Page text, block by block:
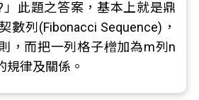
此題之答案，基本上就是鼎
數列(Fibonacci Sequence)，
，而把一列格子橧加為m列n
規律及關係。